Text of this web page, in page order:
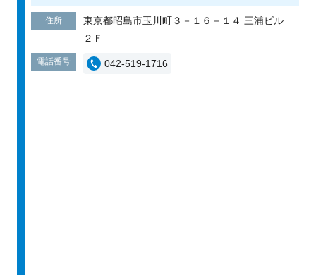
住所
東京都昭島市玉川町３－１６－１４ 三浦ビル
２Ｆ
電話番号 042-519-1716